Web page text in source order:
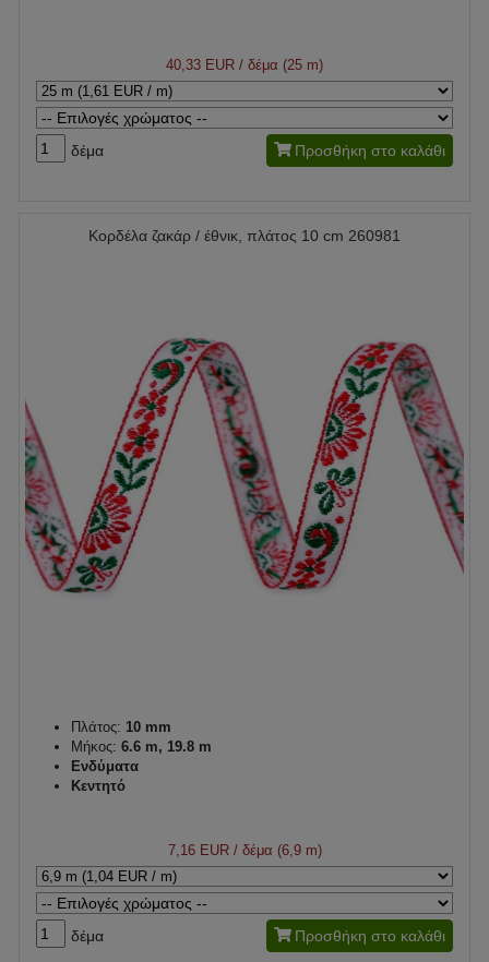
40,33 EUR / δέμα (25 m)
δέμα Προσθήκη στο καλάθι
Κορδέλα ζακάρ / έθνικ, πλάτος 10 cm 260981
Πλάτος: 10 mm
Μήκος: 6.6 m, 19.8 m
Ενδύματα
Κεντητό
7,16 EUR/ δέμα (6,9 m)
δέμα Προσθήκη στο καλάθι